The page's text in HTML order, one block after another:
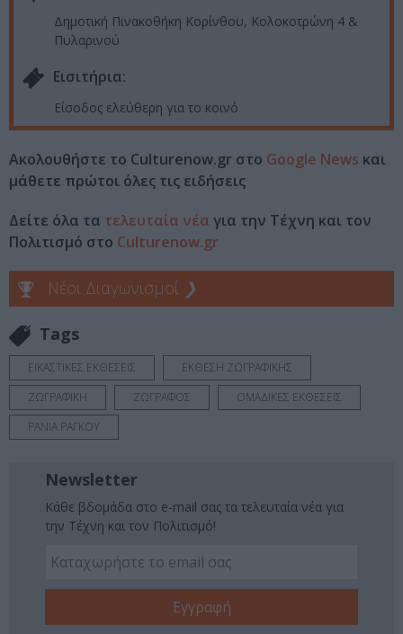
Δημοτική Πινακοθήκη Κορίνθου, Κολοκοτρώνη 4 &
Πυλαρινού
Eισιτήρια:
Είσοδος ελεύθερη για το κοινό
Ακολουθήστε το Culturenow.gr στο Google News και
μάθετε πρώτοι όλες τις ειδήσεις
Δείτε όλα τα τελευταία νέα για την Τέχνη και τον
Πολιτισμό στο Culturenow.gr
Νέοι Διαγωνισμοί ❯
Tags
ΕΙΚΑΣΤΙΚΕΣ ΕΚΘΕΣΕΙΣ
ΕΚΘΕΣΗ ΖΩΓΡΑΦΙΚΗΣ
ΖΩΓΡΑΦΙΚΗ
ΖΩΓΡΑΦΟΣ
ΟΜΑΔΙΚΕΣ ΕΚΘΕΣΕΙΣ
ΡΑΝΙΑ ΡΑΓΚΟΥ
Newsletter
Κάθε βδομάδα στο e-mail σας τα τελευταία νέα για
την Τέχνη και τον Πολιτισμό!